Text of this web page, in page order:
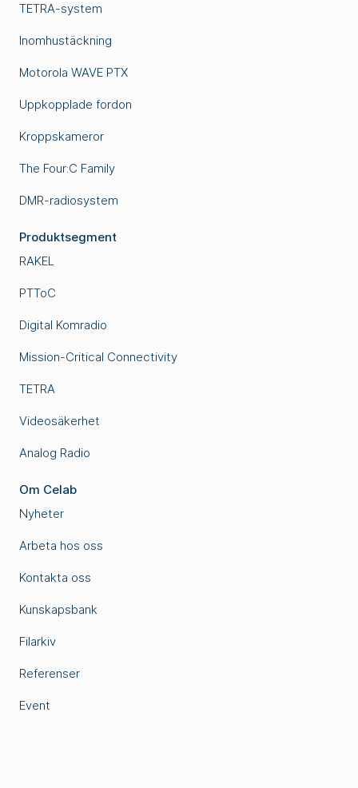
TETRA-system
Inomhustäckning
Motorola WAVE PTX
Uppkopplade fordon
Kroppskameror
The Four:C Family
DMR-radiosystem
Produktsegment
RAKEL
PTToC
Digital Komradio
Mission-Critical Connectivity
TETRA
Videosäkerhet
Analog Radio
Om Celab
Nyheter
Arbeta hos oss
Kontakta oss
Kunskapsbank
Filarkiv
Referenser
Event